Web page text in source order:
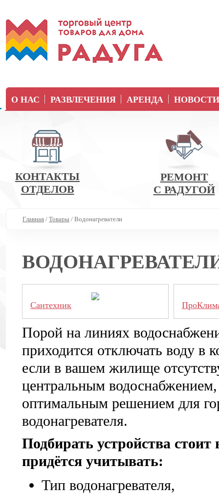
О НАС РАЗВЛЕЧЕНИЯ АРЕНДА НОВОСТИ
КОНТАКТЫ
ОТДЕЛОВ
РЕМОНТ
С РАДУГОЙ
Главная / Товары / Водонагреватели
Сантехник
Порой на линиях
приходится отключать воду в
если в вашем жилище
центральным
оптимальным решением для
водонагревателя.
Подбирать устройства
придётся учитывать:
Тип водонагревателя,